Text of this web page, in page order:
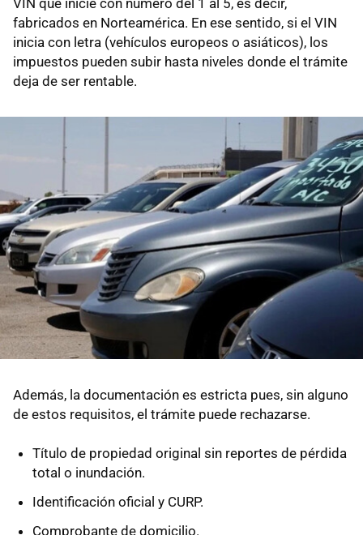
VIN que inicie con número del 1 al 5, es decir,
fabricados en Norteamérica. En ese sentido, si el VIN
inicia con letra (vehículos europeos o asiáticos), los
impuestos pueden subir hasta niveles donde el trámite
deja de ser rentable.
Además, la documentación es estricta pues, sin alguno
de estos requisitos, el trámite puede rechazarse.
Título de propiedad original sin reportes de pérdida
total o inundación.
Identificación oficial y CURP.
Comprobante de domicilio.